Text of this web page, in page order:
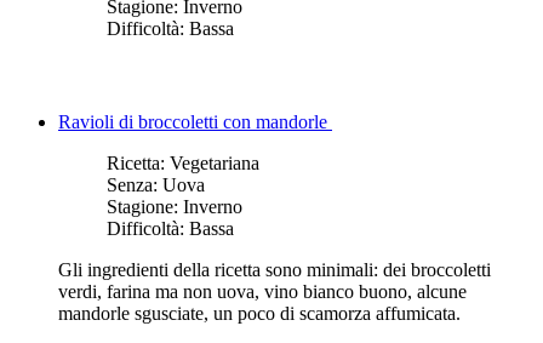
Stagione: Inverno
Difficoltà: Bassa
Ravioli di broccoletti con mandorle
Ricetta: Vegetariana
Senza: Uova
Stagione: Inverno
Difficoltà: Bassa
Gli ingredienti della ricetta sono minimali: dei broccoletti
verdi, farina ma non uova, vino bianco buono, alcune
mandorle sgusciate, un poco di scamorza affumicata.